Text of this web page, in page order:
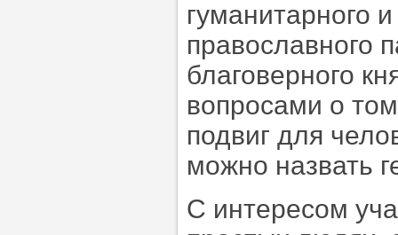
гуманитарного
православного
благоверного
вопросами о
подвиг для
можно назвать
С интересом